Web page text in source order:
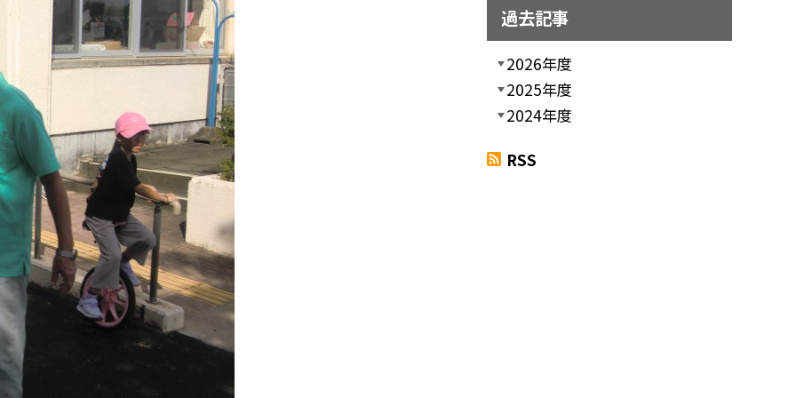
過去記事
2026年度
2025年度
2024年度
RSS